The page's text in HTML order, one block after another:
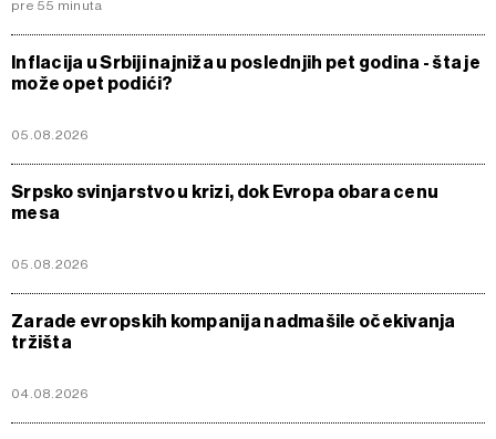
pre 55 minuta
Inflacija u Srbiji najniža u poslednjih pet godina - šta je
može opet podići?
05.08.2026
Srpsko svinjarstvo u krizi, dok Evropa obara cenu
mesa
05.08.2026
Zarade evropskih kompanija nadmašile očekivanja
tržišta
04.08.2026